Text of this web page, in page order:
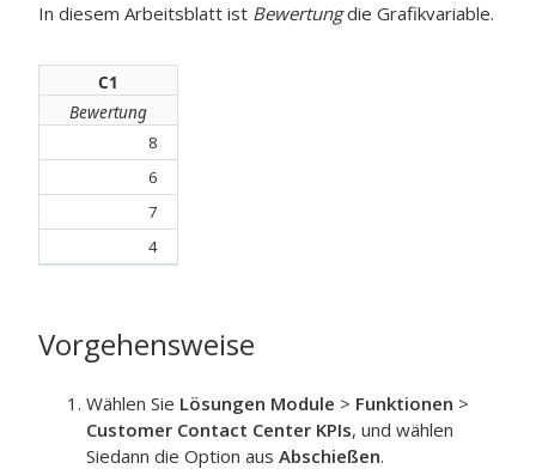
In diesem Arbeitsblatt ist Bewertungdie Grafikvariable.
C1
Bewertung
8
6
7
4
Vorgehensweise
Wählen Sie Lösungen Module > Funktionen >
Customer Contact Center KPIs, und wählen
Siedann die Option aus Abschießen.